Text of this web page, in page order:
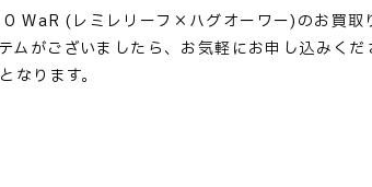
WaR (レミレリーフ×ハグオーワー)のお買取
ムがございましたら、お気軽にお申し込みくだ
なります。